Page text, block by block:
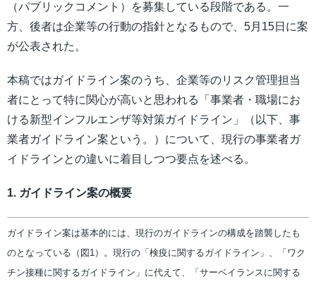
（パブリックコメント）を募集している段階である。一
方、後者は企業等の行動の指針となるもので、5月15日に案
が公表された。
本稿ではガイドライン案のうち、企業等のリスク管理担当
者にとって特に関心が高いと思われる「事業者・職場にお
ける新型インフルエンザ等対策ガイドライン」（以下、事
業者ガイドライン案という。）について、現行の事業者ガ
イドラインとの違いに着目しつつ要点を述べる。
1. ガイドライン案の概要
ガイドライン案は基本的には、現行のガイドラインの構成を踏襲したも
のとなっている（図1）。現行の「検疫に関するガイドライン」、「ワク
チン接種に関するガイドライン」に代えて、「サーベイランスに関する